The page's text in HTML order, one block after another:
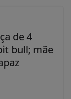
de 4
bull; mãe